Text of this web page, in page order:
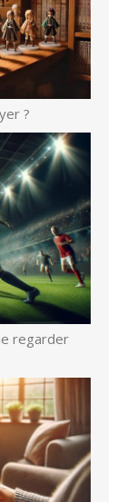
?
regarder